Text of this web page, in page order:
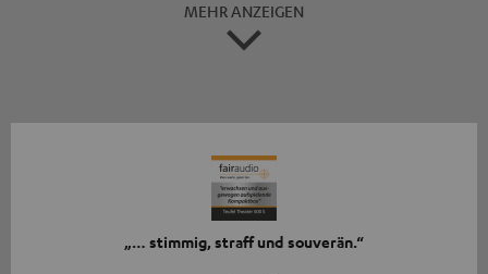
MEHR ANZEIGEN
„… stimmig, straff und souverän.“